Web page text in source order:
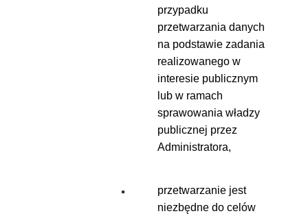
przypadku
przetwarzania danych
na podstawie zadania
realizowanego w
interesie publicznym
lub w ramach
sprawowania władzy
publicznej przez
Administratora,
przetwarzanie jest
niezbędne do celów